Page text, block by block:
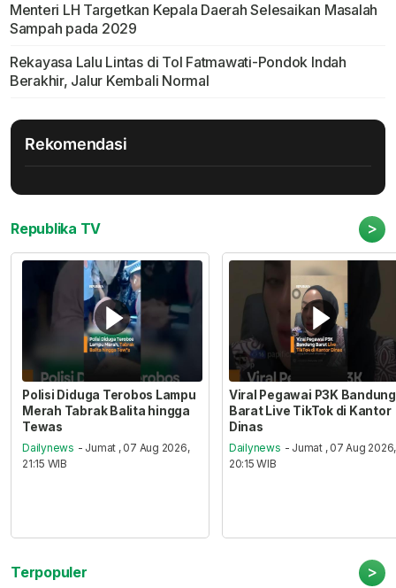
Menteri LH Targetkan Kepala Daerah Selesaikan Masalah
Sampah pada 2029
Rekayasa Lalu Lintas di Tol Fatmawati-Pondok Indah
Berakhir, Jalur Kembali Normal
Rekomendasi
Republika TV >
Polisi Diduga Terobos Lampu
Merah Tabrak Balita hingga
Tewas
Dailynews - Jumat , 07 Aug 2026,
21:15 WIB
Viral Pegawai P3K Bandung
Barat Live TikTok di Kantor
Dinas
Dailynews - Jumat , 07 Aug 2026,
20:15 WIB
Terpopuler >